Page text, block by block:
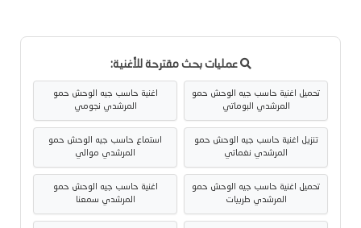
عمليات بحث مقترحة للأغنية:
تحميل اغنية حاسب جيه الوحش حمو
المرشدي البوماتي
اغنية حاسب جيه الوحش حمو
المرشدي نجومي
تنزيل اغنية حاسب جيه الوحش حمو
المرشدي نغماتي
استماع حاسب جيه الوحش حمو
المرشدي موالي
تحميل اغنية حاسب جيه الوحش حمو
المرشدي طربيات
اغنية حاسب جيه الوحش حمو
المرشدي سمعنا